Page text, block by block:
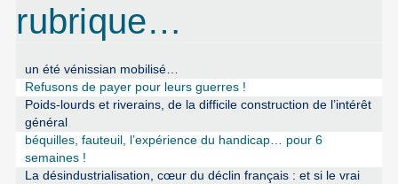
rubrique…
un été vénissian mobilisé…
Refusons de payer pour leurs guerres !
Poids-lourds et riverains, de la difficile construction de l’intérêt
général
béquilles, fauteuil, l’expérience du handicap… pour 6
semaines !
La désindustrialisation, cœur du déclin français : et si le vrai